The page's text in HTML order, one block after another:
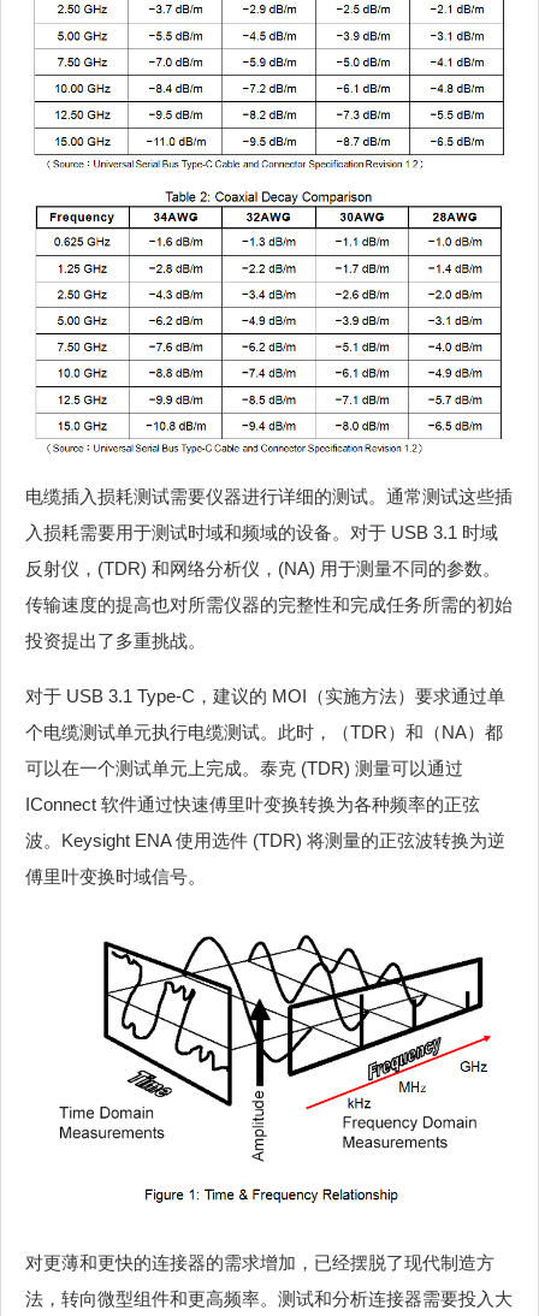
电缆插入损耗测试需要仪器进行详细的测试。通常测试这些插
入损耗需要用于测试时域和频域的设备。对于 USB 3.1 时域
反射仪，(TDR) 和网络分析仪，(NA) 用于测量不同的参数。
传输速度的提高也对所需仪器的完整性和完成任务所需的初始
投资提出了多重挑战。
对于 USB 3.1 Type-C，建议的 MOI（实施方法）要求通过单
个电缆测试单元执行电缆测试。此时，（TDR）和（NA）都
可以在一个测试单元上完成。泰克 (TDR) 测量可以通过
IConnect 软件通过快速傅里叶变换转换为各种频率的正弦
波。Keysight ENA 使用选件 (TDR) 将测量的正弦波转换为逆
傅里叶变换时域信号。
对更薄和更快的连接器的需求增加，已经摆脱了现代制造方
法，转向微型组件和更高频率。测试和分析连接器需要投入大